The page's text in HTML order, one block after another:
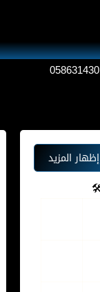
إظهار المزيد